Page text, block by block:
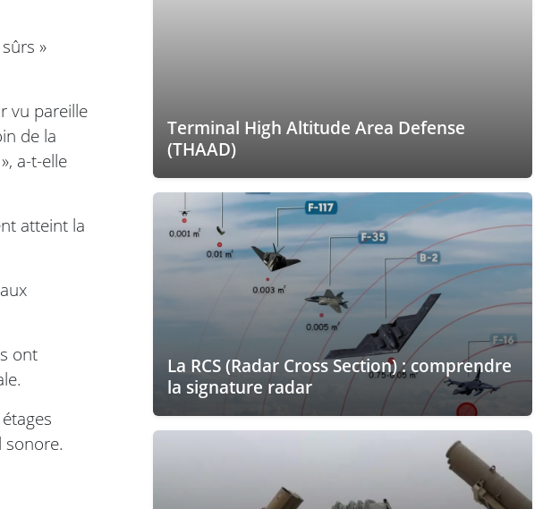
»
vu pareille
de la
a-t-elle
atteint la
ont
sonore.
Terminal High Altitude Area Defense
(THAAD)
La RCS (Radar Cross Section) : comprendre
la signature radar